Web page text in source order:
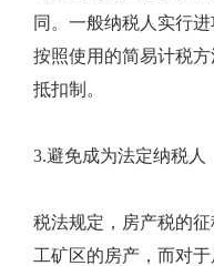
同。一般纳税人实行
按照使用的简易计税
抵扣制。
3.避免成为法定纳税人
税法规定，房产税的
工矿区的房产，而对